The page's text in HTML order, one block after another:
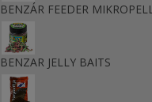
BENZÁR FEEDER
BENZAR JELLY BAITS